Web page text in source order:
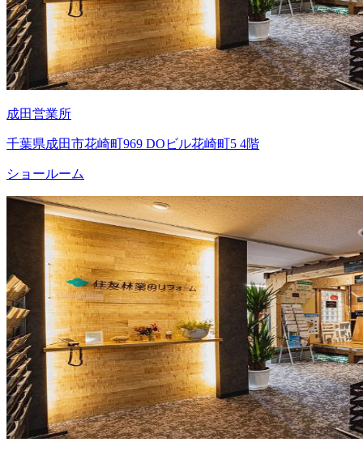
成田営業所
千葉県成田市花崎町969 DOビル花崎町5 4階
ショールーム